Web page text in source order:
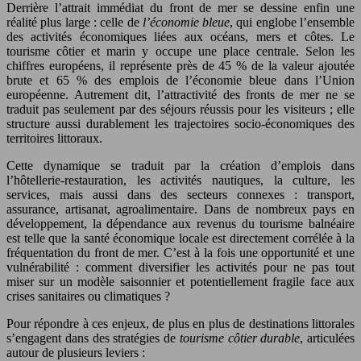
Derrière l’attrait immédiat du front de mer se dessine enfin une
réalité plus large : celle de l’économie bleue, qui englobe l’ensemble
des activités économiques liées aux océans, mers et côtes. Le
tourisme côtier et marin y occupe une place centrale. Selon les
chiffres européens, il représente près de 45 % de la valeur ajoutée
brute et 65 % des emplois de l’économie bleue dans l’Union
européenne. Autrement dit, l’attractivité des fronts de mer ne se
traduit pas seulement par des séjours réussis pour les visiteurs ; elle
structure aussi durablement les trajectoires socio-économiques des
territoires littoraux.
Cette dynamique se traduit par la création d’emplois dans
l’hôtellerie-restauration, les activités nautiques, la culture, les
services, mais aussi dans des secteurs connexes : transport,
assurance, artisanat, agroalimentaire. Dans de nombreux pays en
développement, la dépendance aux revenus du tourisme balnéaire
est telle que la santé économique locale est directement corrélée à la
fréquentation du front de mer. C’est à la fois une opportunité et une
vulnérabilité : comment diversifier les activités pour ne pas tout
miser sur un modèle saisonnier et potentiellement fragile face aux
crises sanitaires ou climatiques ?
Pour répondre à ces enjeux, de plus en plus de destinations littorales
s’engagent dans des stratégies de tourisme côtier durable, articulées
autour de plusieurs leviers :